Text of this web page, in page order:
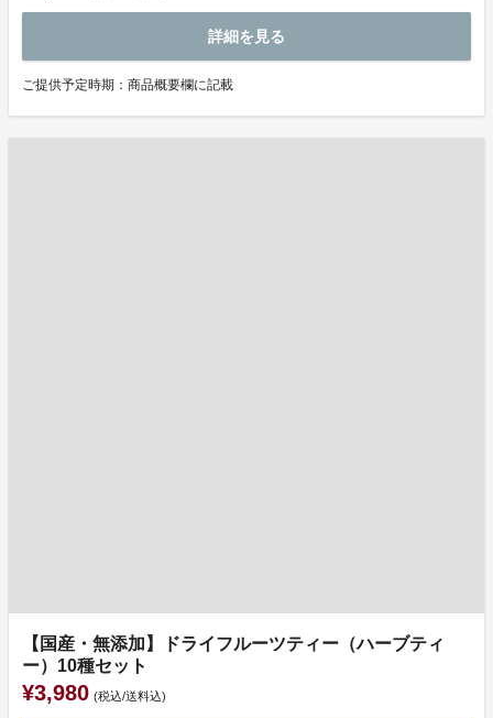
詳細を見る
ご提供予定時期：商品概要欄に記載
【国産・無添加】ドライフルーツティー（ハーブティ
ー）10種セット
¥3,980 (税込/送料込)